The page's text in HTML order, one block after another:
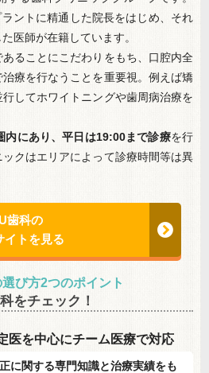
ラントに精通した院長をはじめ、それ
医師が在籍しています。
ることにこだわりをもち、 口腔内全
療を行なうことを重要視 。例えば矯
してホワイトニングや歯周病治療を
内にあり、平日は19:00まで診療を行
クはエリアによって診療時間等は異
歯科の
イトを見る
び方2つのポイント
をチェック！
医を中心にチーム医療で対応
に関する専門知識と治療実績をも